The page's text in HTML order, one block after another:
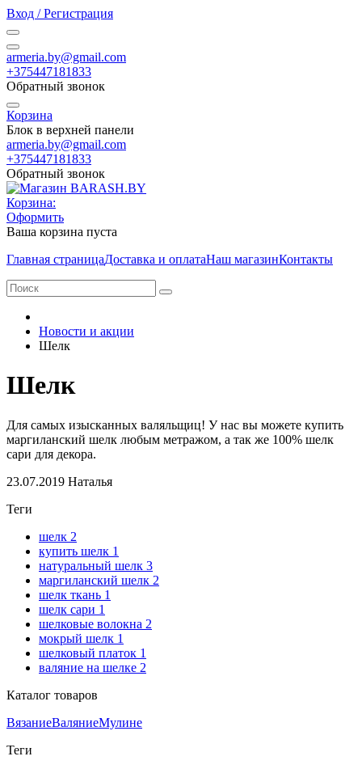
Вход / Регистрация
armeria.by@gmail.com
+375447181833
Обратный звонок
Корзина
Блок в верхней панели
armeria.by@gmail.com
+375447181833
Обратный звонок
Корзина:
Оформить
Ваша корзина пуста
Главная страницаДоставка и оплатаНаш магазинКонтакты
Новости и акции
Шелк
Шелк
Для самых изысканных валяльщиц! У нас вы можете купить
маргиланский шелк любым метражом, а так же 100% шелк
сари для декора.
23.07.2019 Наталья
Теги
шелк 2
купить шелк 1
натуральный шелк 3
маргиланский шелк 2
шелк ткань 1
шелк сари 1
шелковые волокна 2
мокрый шелк 1
шелковый платок 1
валяние на шелке 2
Каталог товаров
ВязаниеВаляниеМулине
Теги